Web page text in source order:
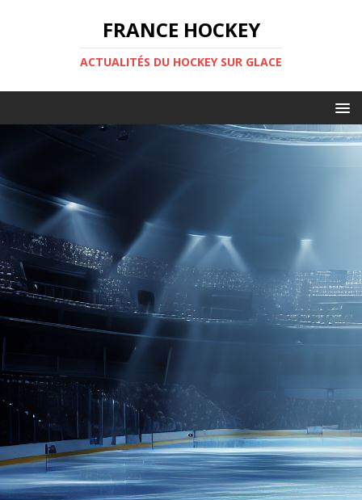
FRANCE HOCKEY
ACTUALITÉS DU HOCKEY SUR GLACE